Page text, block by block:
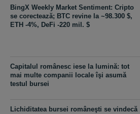
BingX Weekly Market Sentiment: Cripto
se corectează; BTC revine la ~98.300 $,
ETH -4%, DeFi -220 mil. $
Capitalul românesc iese la lumină: tot
mai multe companii locale îşi asumă
testul bursei
Lichiditatea bursei româneşti se vindecă